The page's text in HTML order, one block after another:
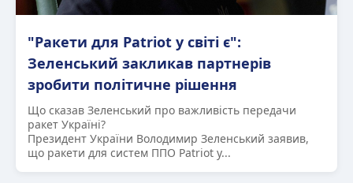
"Ракети для Patriot у світі є":
Зеленський закликав партнерів
зробити політичне рішення
Що сказав Зеленський про важливість передачи
ракет Україні?
Президент України Володимир Зеленський заявив,
що ракети для систем ППО Patriot у...